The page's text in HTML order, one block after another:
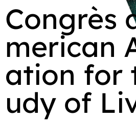
Congrès
merican
ation for
udy of